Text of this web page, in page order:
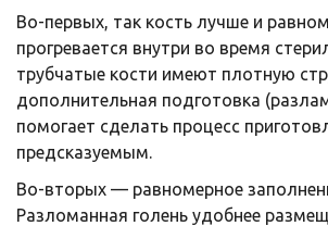
Во-первых, так кость лучше и
прогревается внутри во время
трубчатые кости имеют плотную
дополнительная подготовка
помогает сделать процесс
предсказуемым.
Во-вторых — равномерное
Разломанная голень удобнее